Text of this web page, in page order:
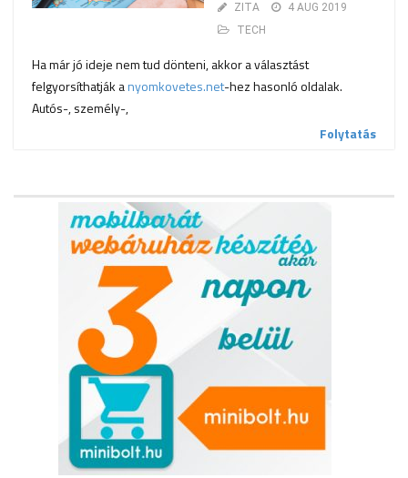
ZITA
4 AUG 2019
TECH
Ha már jó ideje nem tud dönteni, akkor a választást
felgyorsíthatják anyomkovetes.net-hez hasonló oldalak.
Autós-, személy-,
Folytatás